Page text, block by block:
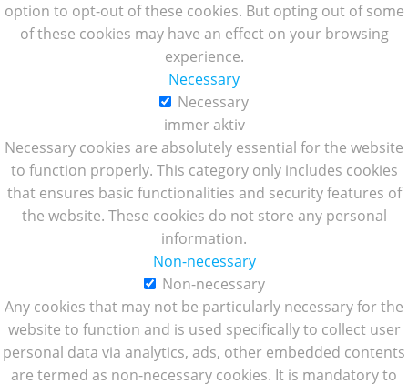
option to opt-out of these cookies. But opting out of some
of these cookies may have an effect on your browsing
experience.
Necessary
Necessary
immer aktiv
Necessary cookies are absolutely essential for the website
to function properly. This category only includes cookies
that ensures basic functionalities and security features of
the website. These cookies do not store any personal
information.
Non-necessary
Non-necessary
Any cookies that may not be particularly necessary for the
website to function and is used specifically to collect user
personal data via analytics, ads, other embedded contents
are termed as non-necessary cookies. It is mandatory to